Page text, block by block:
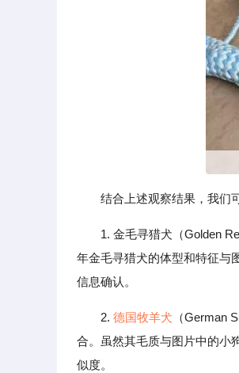
结合上述观察结果，我们
1. 金毛寻猎犬（Golden
年金毛寻猎犬的体型和特征与
信息确认。
2. 德国牧羊犬 （German
合。虽然其毛质与图片中的小
似度。